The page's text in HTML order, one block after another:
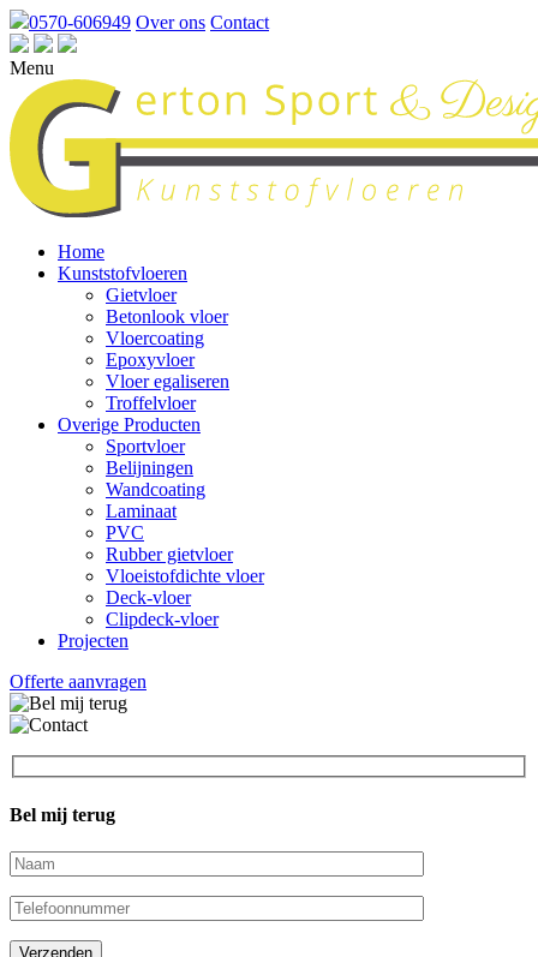
0570-606949 Over ons Contact
Menu
Home
Kunststofvloeren
Gietvloer
Betonlook vloer
Vloercoating
Epoxyvloer
Vloer egaliseren
Troffelvloer
Overige Producten
Sportvloer
Belijningen
Wandcoating
Laminaat
PVC
Rubber gietvloer
Vloeistofdichte vloer
Deck-vloer
Clipdeck-vloer
Projecten
Offerte aanvragen
Bel mij terug